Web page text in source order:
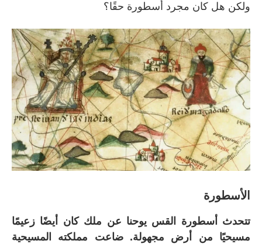
ولكن هل كان مجرد أسطورة حقًا؟
الأسطورة
تتحدث أسطورة القس يوحنا عن ملك كان أيضًا زعيمًا
مسيحيًا من أرض مجهولة. ضاعت مملكته المسيحية